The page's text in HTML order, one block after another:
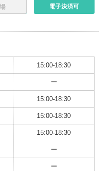
電子決済可
15:00-18:30
ー
15:00-18:30
15:00-18:30
15:00-18:30
ー
ー